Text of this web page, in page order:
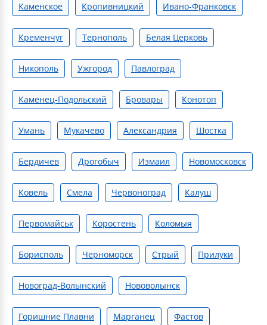
Каменское Кропивницкий Ивано-Франковск
Кременчуг Тернополь Белая Церковь
Никополь Ужгород Павлоград
Каменец-Подольский Бровары Конотоп
Умань Мукачево Александрия Шостка
Бердичев Дрогобыч Измаил Новомосковск
Ковель Смела Червоноград Калуш
Первомайськ Коростень Коломыя
Борисполь Черноморск Стрый Прилуки
Новоград-Волынский Нововолынск
Горишние Плавни Марганец Фастов